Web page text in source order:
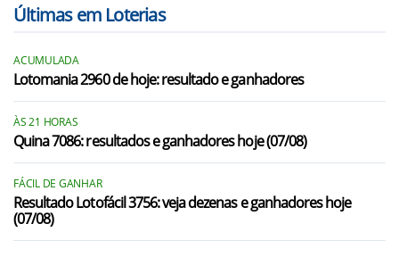
Últimas em Loterias
ACUMULADA
Lotomania 2960 de hoje: resultado e ganhadores
ÀS 21 HORAS
Quina 7086: resultados e ganhadores hoje (07/08)
FÁCIL DE GANHAR
Resultado Lotofácil 3756: veja dezenas e ganhadores hoje
(07/08)